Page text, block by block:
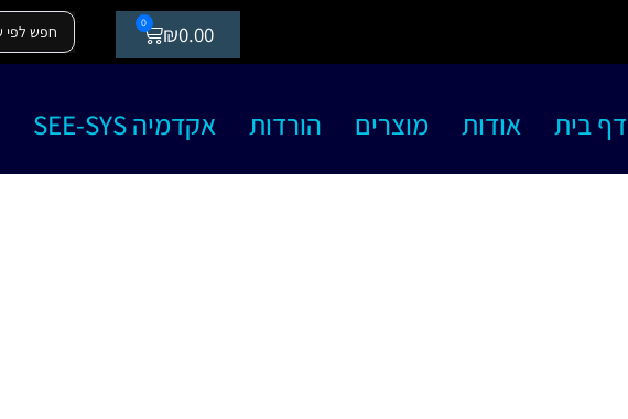
₪0.00
0
דף בית אודות מוצרים הורדות אקדמיה SEE-SYS